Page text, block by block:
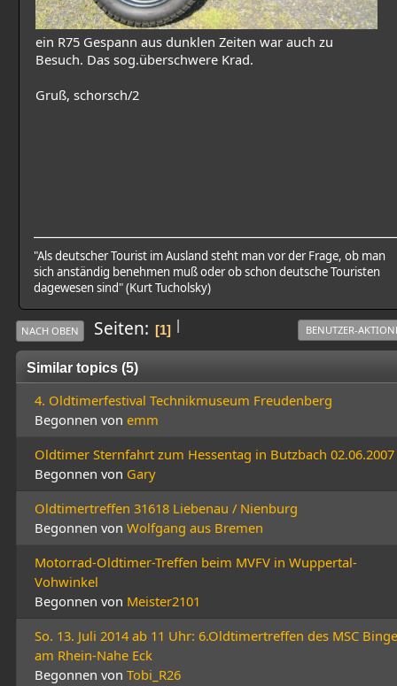
ein R75 Gespann aus dunklen Zeiten war auch zu
Besuch. Das sog.überschwere Krad.
Gruß, schorsch/2
"Als deutscher Tourist im Ausland steht man vor der Frage, ob man
sich anständig benehmen muß oder ob schon deutsche Touristen
dagewesen sind" (Kurt Tucholsky)
|
NACH OBEN Seiten 1 BENUTZER-
Similar topics (5)
4. Oldtimerfestival Technikmuseum Freudenberg
Begonnen von emm
Oldtimer Sternfahrt zum Hessentag in Butzbach 02.06.2007
Begonnen von Gary
Oldtimertreffen 31618 Liebenau / Nienburg
Begonnen von Wolfgang aus Bremen
Motorrad-Oldtimer-Treffen beim MVFV in Wuppertal-
Vohwinkel
Begonnen von Meister2101
So. 13. Juli 2014 ab 11 Uhr: 6.Oldtimertreffen des MSC
am Rhein-Nahe Eck
Begonnen von Tobi_R26